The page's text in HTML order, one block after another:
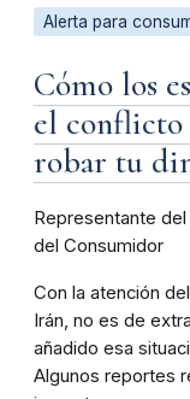
Alerta para
Cómo los
el
robar tu
Representante
del Consumidor
Con la atención
Irán, no es de
añadido esa
Algunos reportes